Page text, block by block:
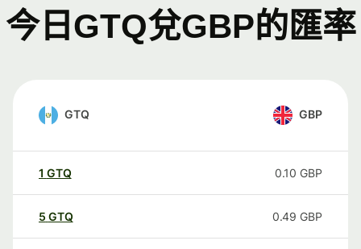
今日GTQ兌GBP的匯率
GTQ GBP
1 GTQ 0.10 GBP
5 GTQ 0.49 GBP